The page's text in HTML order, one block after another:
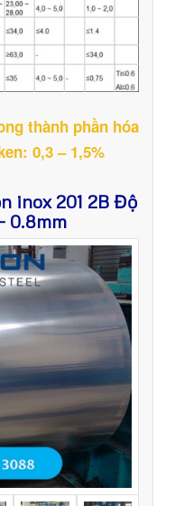
thành phần hóa
0,3 – 1,5%
inox 201 2B Độ
0.8mm